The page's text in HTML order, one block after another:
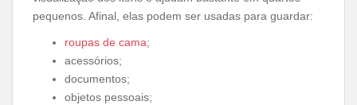
pequenos. Afinal, elas podem ser usadas para guardar:
roupas de cama;
acessórios;
documentos;
objetos pessoais;